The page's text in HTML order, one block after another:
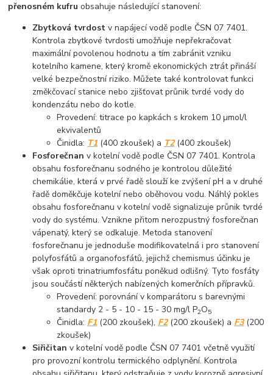
přenosném kufru obsahuje následující stanovení:
Zbytková tvrdost v napájecí vodě podle ČSN 07 7401.
Kontrola zbytkové tvrdosti umožňuje nepřekračovat
maximální povolenou hodnotu a tím zabránit vzniku
kotelního kamene, který kromě ekonomických ztrát přináší
velké bezpečnostní riziko. Můžete také kontrolovat funkci
změkčovací stanice nebo zjišťovat průnik tvrdé vody do
kondenzátu nebo do kotle.
Provedení: titrace po kapkách s krokem 10 µmol/l
ekvivalentů
Činidla: T1 (400 zkoušek) a T2(400 zkoušek)
Fosforečnan v kotelní vodě podle ČSN 07 7401. Kontrola
obsahu fosforečnanu sodného je kontrolou důležité
chemikálie, která v prvé řadě slouží ke zvýšení pH a v druhé
řadě doměkčuje kotelní nebo oběhovou vodu. Náhlý pokles
obsahu fosforečnanu v kotelní vodě signalizuje průnik tvrdé
vody do systému. Vznikne přitom nerozpustný fosforečnan
vápenatý, který se odkaluje. Metoda stanovení
fosforečnanu je jednoduše modifikovatelná i pro stanovení
polyfosfátů a organofosfátů, jejichž chemismus účinku je
však oproti trinatriumfosfátu poněkud odlišný. Tyto fosfáty
jsou součástí některých nabízených komerčních přípravků.
Provedení: porovnání v komparátoru s barevnými
standardy 2 - 5 - 10 - 15 - 30 mg/l P2O5
Činidla: F1 (200 zkoušek), F2(200 zkoušek) a F3(200
zkoušek)
Siřičitan v kotelní vodě podle ČSN 07 7401 včetně využití
pro provozní kontrolu termického odplynění. Kontrola